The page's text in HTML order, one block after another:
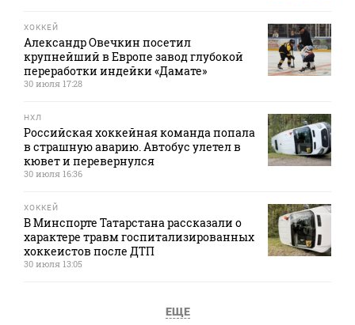
ХОККЕЙ
Александр Овечкин посетил
крупнейший в Европе завод глубокой
переработки индейки «Дамате»
30 июля 17:28
НХЛ
Российская хоккейная команда попала
в страшную аварию. Автобус улетел в
кювет и перевернулся
30 июля 16:36
ХОККЕЙ
В Минспорте Татарстана рассказали о
характере травм госпитализированных
хоккеистов после ДТП
30 июля 13:05
ЕЩЕ